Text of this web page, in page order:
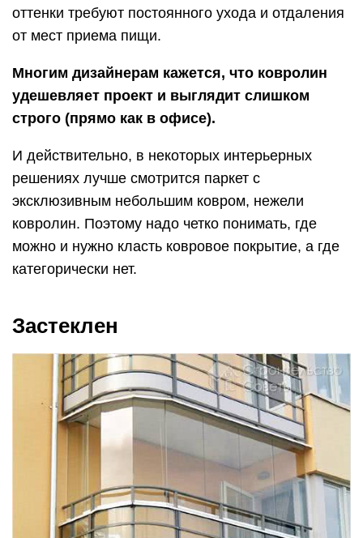
оттенки требуют постоянного ухода и отдаления
от мест приема пищи.
Многим дизайнерам кажется, что ковролин
удешевляет проект и выглядит слишком
строго (прямо как в офисе).
И действительно, в некоторых интерьерных
решениях лучше смотрится паркет с
эксклюзивным небольшим ковром, нежели
ковролин. Поэтому надо четко понимать, где
можно и нужно класть ковровое покрытие, а где
категорически нет.
Застеклен